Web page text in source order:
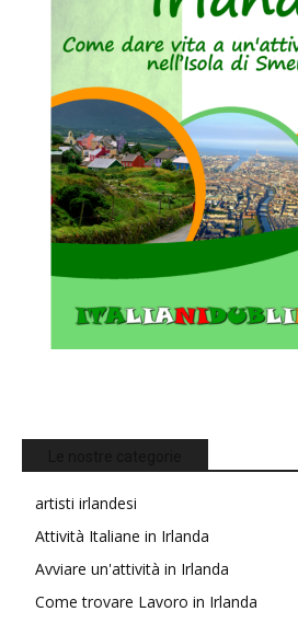
artisti irlandesi
Attività Italiane in Irlanda
Avviare un'attività in Irlanda
Come trovare Lavoro in Irlanda